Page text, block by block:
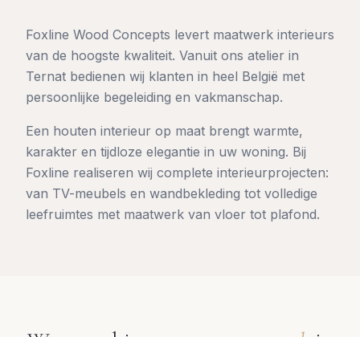
Foxline Wood Concepts levert maatwerk interieurs
van de hoogste kwaliteit. Vanuit ons atelier in
Ternat bedienen wij klanten in heel België met
persoonlijke begeleiding en vakmanschap.
Een houten interieur op maat brengt warmte,
karakter en tijdloze elegantie in uw woning. Bij
Foxline realiseren wij complete interieurprojecten:
van TV-meubels en wandbekleding tot volledige
leefruimtes met maatwerk van vloer tot plafond.